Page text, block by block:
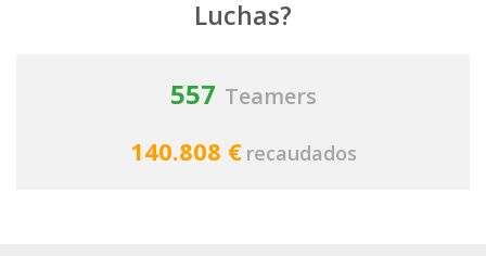
Luchas?
557 Teamers
140.808 € recaudados